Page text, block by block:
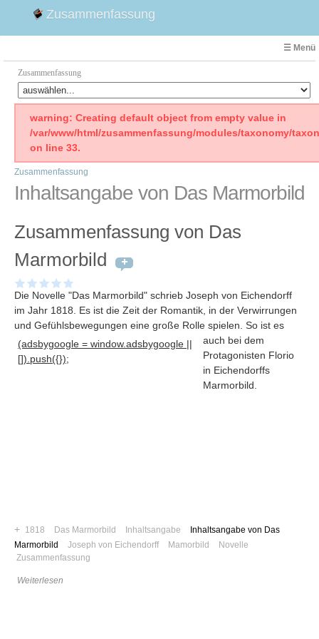
Zusammenfassung
☰ Menü
Zusammenfassung
Faust
Willhelm Tell
Emilia Galotti
1. Weltkrieg Zusammenfassung
Weimarer Republik
Die Räuber
Woyzeck
Navigation
warning: Creating default object from empty value in
/var/www/html/zusammenfassung/modules/taxonomy/
on line 33.
Zusammenfassung
Inhaltsangabe von Das Marmorbild
Zusammenfassung von Das
Marmorbild
Die Novelle "Das Marmorbild" schrieb Joseph von Eichendorff
im Jahr 1818. Es ist die Zeit der Romantik, in der Verwirrungen
und Gefühlsbewegungen eine große Rolle spielen
(adsbygoogle = window.adsbygoogle ||
[]).push({});
. So ist es
auch bei dem
Protagonisten Florio
in Eichendorffs
Marmorbild.
+ 1818 Das Marmorbild Inhaltsangabe
Inhaltsangabe von Das
Marmorbild
Joseph von Eichendorff Mamorbild
Novelle
Zusammenfassung
Weiterlesen